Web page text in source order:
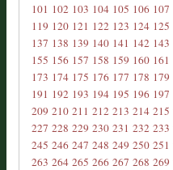
101 102 103 104 105 106 107
119 120 121 122 123 124 125
137 138 139 140 141 142 143
155 156 157 158 159 160 161
173 174 175 176 177 178 179
191 192 193 194 195 196 197
209 210 211 212 213 214 215
227 228 229 230 231 232 233
245 246 247 248 249 250 251
263 264 265 266 267 268 269